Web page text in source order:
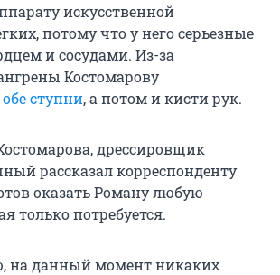
искусственной
потому что у него серьезные
и сосудами. Из-за
Костомарову
ступни, а потом и кисти рук.
дрессировщик
рассказал корреспонденту
оказать Роману любую
только потребуется.
на данный момент никаких